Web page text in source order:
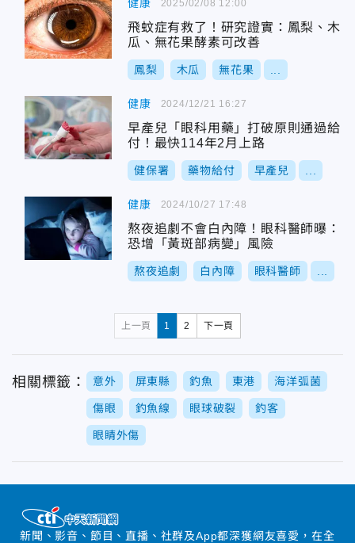
健康
飛蚊症有救了！研究證實：鳳梨、木
瓜、無花果酵素可改善
鳳梨 木瓜 無花果
2025/02/08 12:00
健康
早產兒「眼科用藥」打破原則通過給
付！最快114年2月上路
健保署 藥物給付 早產兒
2024/12/21 16:27
健康
熬夜追劇不會白內障！眼科醫師曝：
恐增「黃斑部病變」風險
熬夜追劇 白內障 眼科醫師
2024/10/27 17:48
上一頁 1 2 下一頁
相關標籤： 意外 屏東縣 釣魚 東港 海洋弧菌
傷眼 釣魚線 眼球破裂 釣客
眼睛外傷
新聞、影音、節目、直播、社群及App都深獲網友喜愛，在全